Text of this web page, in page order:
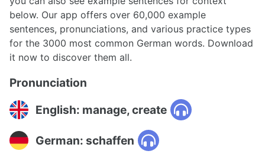
below. Our app offers over 60,000 example
sentences, pronunciations, and various practice types
for the 3000 most common German words. Download
it now to discover them all.
Pronunciation
English: manage, create
German: schaffen